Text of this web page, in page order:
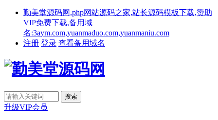
勤美堂源码网,php网站源码之家,站长源码模板下载,赞助
VIP免费下载,备用域
名:3aym.com,yuanmaduo.com,yuanmaniu.com
注册 登录 查看备用域名
升级VIP会员